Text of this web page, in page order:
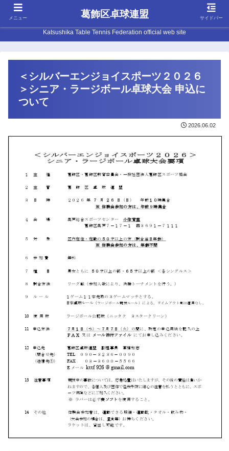
Katsushika Table Tennis Federation official web site
＜シルバーエンジョイスポーツ２０２６
＞シニア・ラージボール卓球大会 申込に
ついて
2026.06.02
メニュー 葛飾区卓球連盟 サイドバー